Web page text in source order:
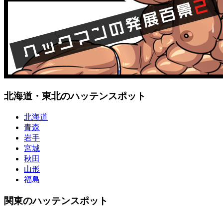
北海道・東北のハッテンスポット
北海道
青森
岩手
宮城
秋田
山形
福島
関東のハッテンスポット